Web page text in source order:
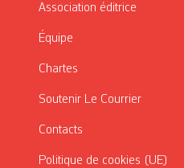
Association éditrice
Équipe
Chartes
Soutenir Le Courrier
Contacts
Politique de cookies (UE)